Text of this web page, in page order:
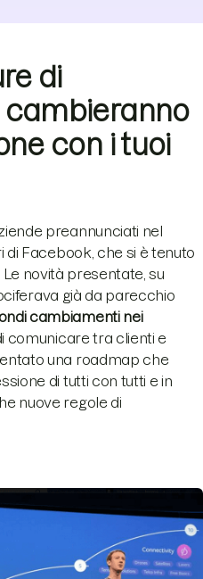
di
cambieranno
con i tuoi
preannunciati nel
Facebook, che si è tenuto
Le novità presentate, su
già da parecchio
cambiamenti nei
comunicare tra clienti e
una roadmap che
di tutti con tutti e in
nuove regole di